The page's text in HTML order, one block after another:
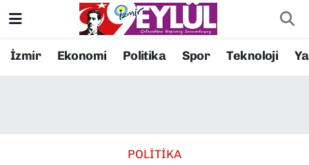
İzmir Ekonomi Politika Spor Teknoloji
POLİTİKA
Resmi İlanlar
Konak Nöbetçi Eczaneler
Süper Lig Puan Durumu ve Fikstür